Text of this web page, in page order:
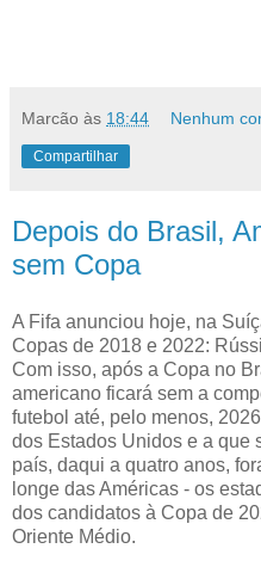
Marcão às 18:44 Nenhum
Compartilhar
Depois do Brasil,
sem Copa
A Fifa anunciou hoje, na
Copas de 2018 e 2022:
Com isso, após a Copa no
americano ficará sem a
futebol até, pelo menos,
dos Estados Unidos e a que
país, daqui a quatro anos,
longe das Américas - os
dos candidatos à Copa de
Oriente Médio.